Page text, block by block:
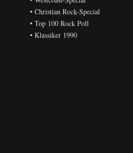
• Christian Rock-Special
• Top 100 Rock Poll
• Klassiker 1990